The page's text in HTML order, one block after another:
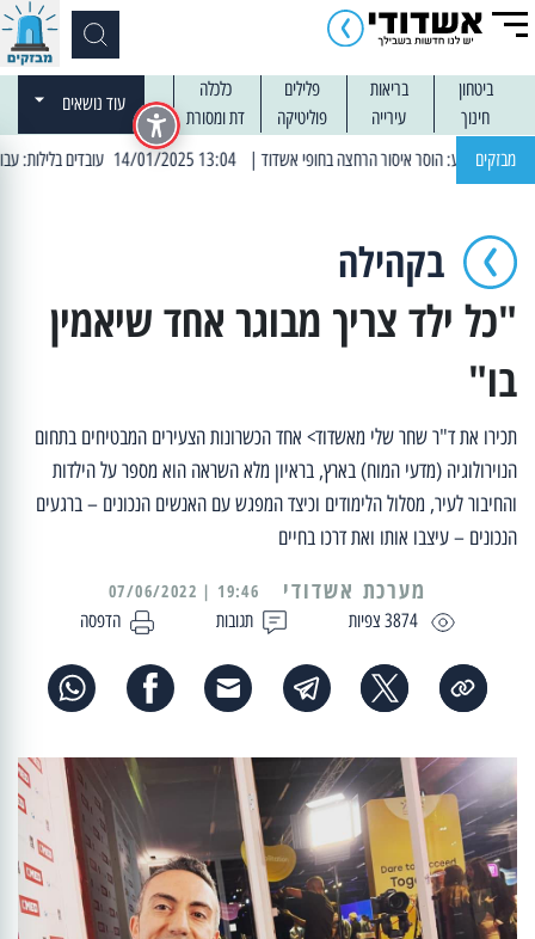
ביטחון בריאות פלילים
כלכלה
חינוך
עירייה פוליטיקה דת ומסורת
עוד נושאים
מבזקים | 13:04 14/01/2025 עובדים בלילות: עבודות קרצוף וריבוד אספלט
בקהילה
"כל ילד צריך מבוגר אחד שיאמין
בו"
תכירו את ד"ר שחר שלי מאשדוד> אחד הכשרונות הצעירים המבטיחים בתחום
הנוירולוגיה (מדעי המוח) בארץ, בראיון מלא השראה הוא מספר על הילדות
והחיבור לעיר, מסלול הלימודים וכיצד המפגש עם האנשים הנכונים – ברגעים
הנכונים – עיצבו אותו ואת דרכו בחיים
3874 צפיות תגובות הדפסה
מערכת אשדודי 19:46 | 07/06/2022